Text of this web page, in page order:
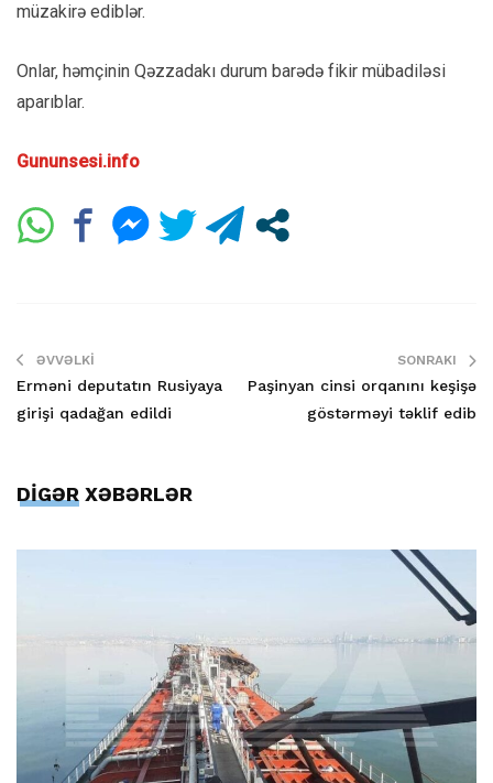
müzakirə ediblər.
Onlar, həmçinin Qəzzadakı durum barədə fikir mübadiləsi
aparıblar.
Gununsesi.info
ƏVVƏLKI
Erməni deputatın Rusiyaya
girişi qadağan edildi
SONRAKI
Paşinyan cinsi orqanını keşişə
göstərməyi təklif edib
DİGƏR XƏBƏRLƏR